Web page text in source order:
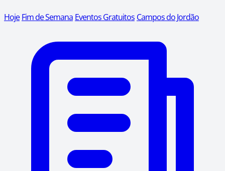
Hoje Fim de Semana Eventos Gratuitos Campos do Jordão